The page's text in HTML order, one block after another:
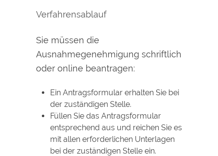
Verfahrensablauf
Sie müssen die
Ausnahmegenehmigung schriftlich
oder online beantragen:
Ein Antragsformular erhalten Sie bei
der zuständigen Stelle.
Füllen Sie das Antragsformular
entsprechend aus und reichen Sie es
mit allen erforderlichen Unterlagen
bei der zuständigen Stelle ein.